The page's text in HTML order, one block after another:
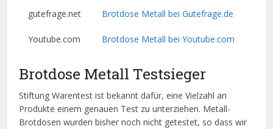
gutefrage.net Brotdose Metall bei Gutefrage.de
Youtube.com Brotdose Metall bei Youtube.com
Brotdose Metall Testsieger
Stiftung Warentest ist bekannt dafür, eine Vielzahl an
Produkte einem genauen Test zu unterziehen. Metall-
Brotdosen wurden bisher noch nicht getestet, so dass wir